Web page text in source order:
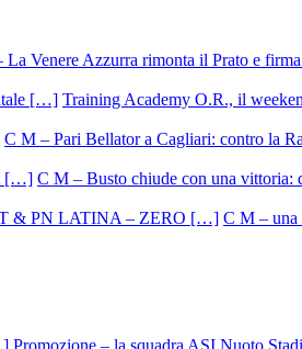
La Venere Azzurra rimonta il Prato e
Training Academy O.R., il
C M – Pari Bellator a Cagliari: contro la
C M – Busto chiude con una vittoria:
C M – una